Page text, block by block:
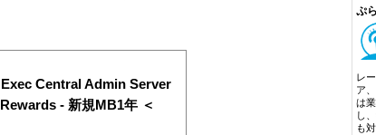
Central Admin Server
- 新規MB1年 ＜
ぷ
レ
ア
は
し
も